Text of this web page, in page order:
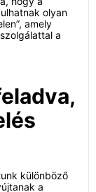
olyan
amely
a
különböző
a